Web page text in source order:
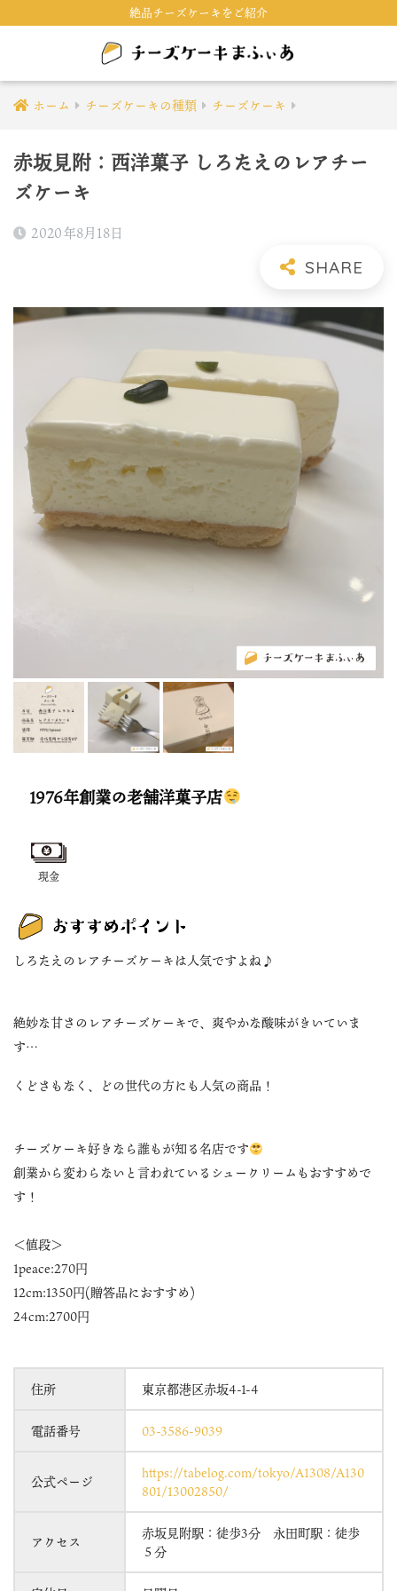
絶品チーズケーキをご紹介
ホーム チーズケーキの種類 チーズケーキ
赤坂見附：西洋菓子 しろたえのレアチー
ズケーキ
2020年8月18日
1976年創業の老舗洋菓子店
現金
しろたえのレアチーズケーキは人気ですよね♪
絶妙な甘さのレアチーズケーキで、爽やかな酸味がきいていま
す…
くどさもなく、どの世代の方にも人気の商品！
チーズケーキ好きなら誰もが知る名店です
創業から変わらないと言われているシュークリームもおすすめで
す！
＜値段＞
1peace:270円
12cm:1350円(贈答品におすすめ)
24cm:2700円
住所 東京都港区赤坂4-1-4
電話番号 03-3586-9039
公式ページ
https://tabelog.com/tokyo/A1308/A130
801/13002850/
アクセス
赤坂見附駅：徒歩3分 永田町駅：徒歩
５分